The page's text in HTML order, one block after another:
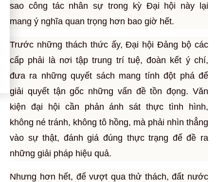
sao công tác nhân sự trong kỳ Đại hội này lại
mang ý nghĩa quan trọng hơn bao giờ hết.
Trước những thách thức ấy, Đại hội Đảng bộ các
cấp phải là nơi tập trung trí tuệ, đoàn kết ý chí,
đưa ra những quyết sách mang tính đột phá để
giải quyết tận gốc những vấn đề tồn đọng. Văn
kiện đại hội cần phản ánh sát thực tình hình,
không né tránh, không tô hồng, mà phải nhìn thẳng
vào sự thật, đánh giá đúng thực trạng để đề ra
những giải pháp hiệu quả.
Nhưng hơn hết, để vượt qua thử thách, đất nước